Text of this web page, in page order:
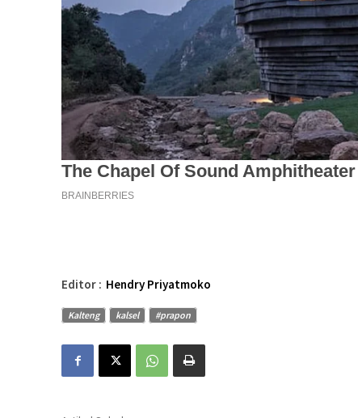
Editor : Hendry Priyatmoko
Kalteng kalsel #prapon